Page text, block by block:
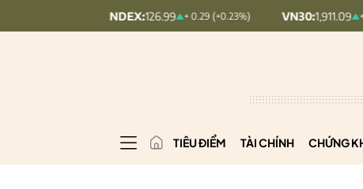
+ 0.29 (+0.23%) VN30:1,911.09 + 9.45 (+0.5%)
TIÊU ĐIỂM TÀI CHÍNH CHỨNG